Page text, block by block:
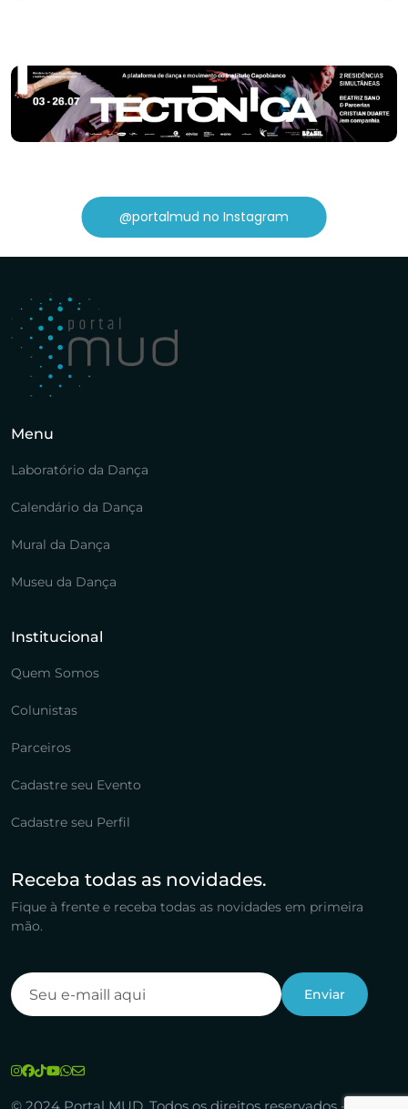
@portalmud no Instagram
Menu
Laboratório da Dança
Calendário da Dança
Mural da Dança
Museu da Dança
Institucional
Quem Somos
Colunistas
Parceiros
Cadastre seu Evento
Cadastre seu Perfil
Receba todas as novidades.
Fique à frente e receba todas as novidades em primeira
mão.